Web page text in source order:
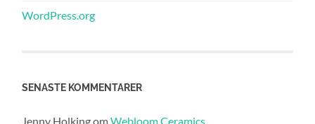
WordPress.org
SENASTE KOMMENTARER
Jenny HolkingomWebloom Ceramics